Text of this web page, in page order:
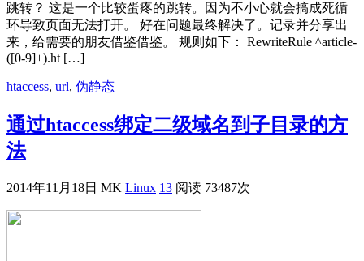
跳转？ 这是一个比较蛋疼的跳转。因为不小心就会搞成死循
环导致页面无法打开。 好在问题最终解决了。记录并分享出
来，给需要的朋友借鉴借鉴。 规则如下： RewriteRule ^article-
([0-9]+).ht […]
htaccess, url, 伪静态
通过htaccess绑定二级域名到子目录的方
法
2014年11月18日 MK Linux 13 阅读 73487次